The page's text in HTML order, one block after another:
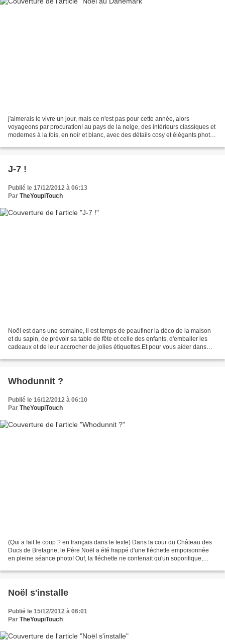
j'aimerais le vivre un jour, mais ce n'est pas pour cette année, alors
voyageons par procuration! au pays de la neige, des intérieurs classiques et
modernes à la fois, en noir et blanc, avec des détails cosy et élégants photos
J-7 !
Publié le 17/12/2012 à 06:13
Par TheYoupiTouch
Noël est dans une semaine, il est temps de peaufiner la déco de la maison
et du sapin, de prévoir sa table de fête et celle des enfants, d'emballer les
cadeaux et de leur accrocher de jolies étiquettes.Et pour vous aider dans
Whodunnit ?
Publié le 16/12/2012 à 06:10
Par TheYoupiTouch
(Qui a fait le coup ? en français dans le texte) Dans la cour du Château des
Ducs de Bretagne, le Père Noël a été frappé d'une fléchette empoisonnée
en pleine séance photo! Ouf, la fléchette ne contenait qu'un soporifique,
Noël s'installe
Publié le 15/12/2012 à 06:01
Par TheYoupiTouch